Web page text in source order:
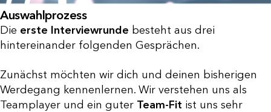
Auswahlprozess
Die erste Interviewrunde besteht aus drei
hintereinander folgenden Gesprächen.
Zunächst möchten wir dich und deinen bisherigen
Werdegang kennenlernen. Wir verstehen uns als
Teamplayer und ein guter Team-Fit ist uns sehr